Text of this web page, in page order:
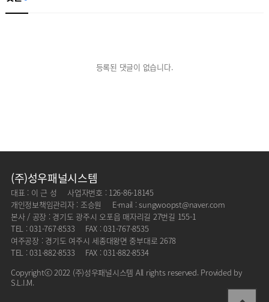
등록된 댓글이 없습니다.
(주)성우패널시스템
대표 : 이 근 성
사업자번호 : 126-86-18145
개인정보책임관리자 : 조승원
E-mail : sungwoopst@naver.com
본사 / 공장 : 경기도 광주시 오포읍 매자리길 27번길 155-1
TEL : 031-767-8533
FAX : 031-767-8535
여주공장 : 경기도 여주시 세종대왕면 중부대로 2678
TEL : 031-882-8533
FAX : 031-882-8534
Copyrightⓒ 2022 (주)성우패널시스템 All rights reserved. Provided by
S.L.I.M.